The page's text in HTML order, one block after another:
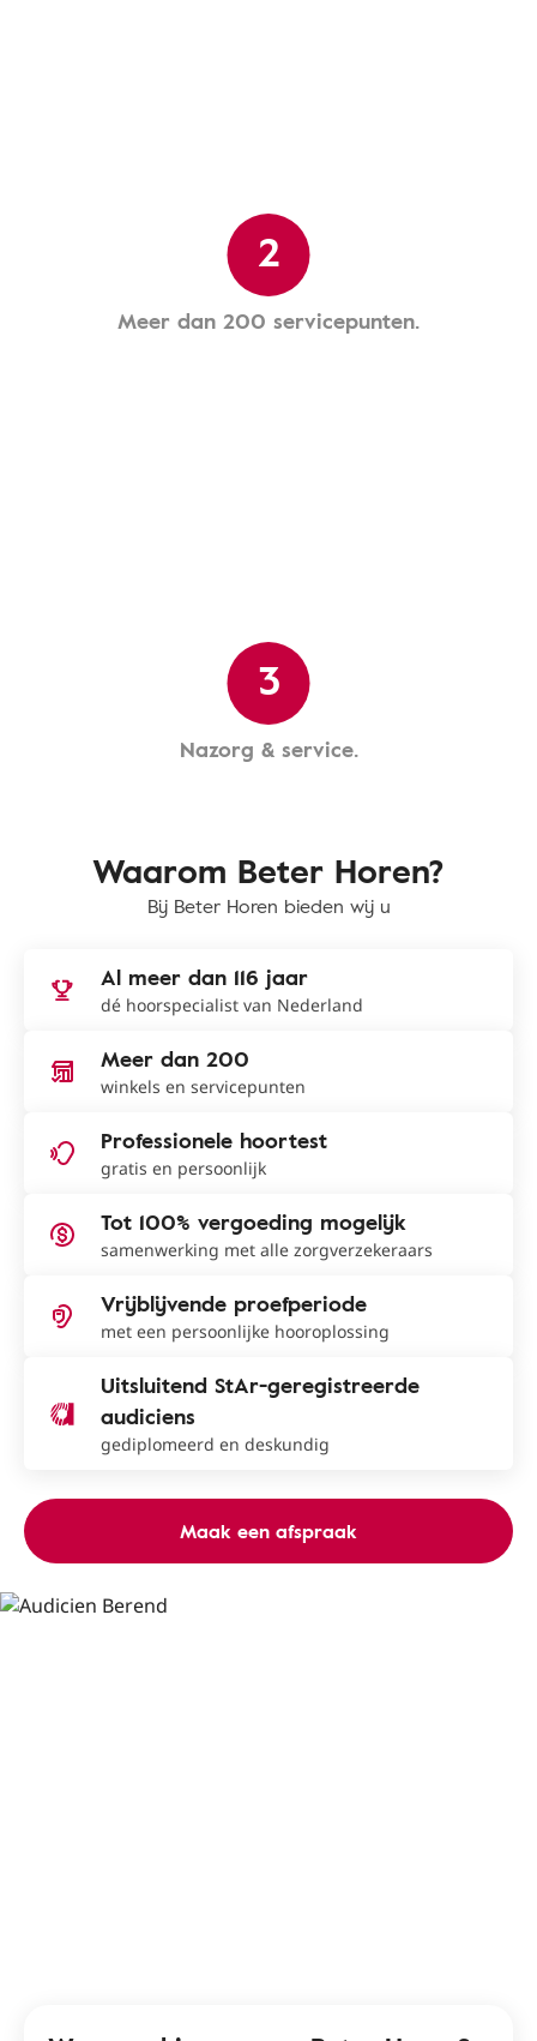
2
Meer dan 200 servicepunten.
3
Nazorg & service.
Waarom Beter Horen?
Bij Beter Horen bieden wij u
Al meer dan 116 jaar
dé hoorspecialist van Nederland
Meer dan 200
winkels en servicepunten
Professionele hoortest
gratis en persoonlijk
Tot 100% vergoeding mogelijk
samenwerking met alle zorgverzekeraars
Vrijblijvende proefperiode
met een persoonlijke hooroplossing
Uitsluitend StAr-geregistreerde
audiciens
gediplomeerd en deskundig
Maak een afspraak